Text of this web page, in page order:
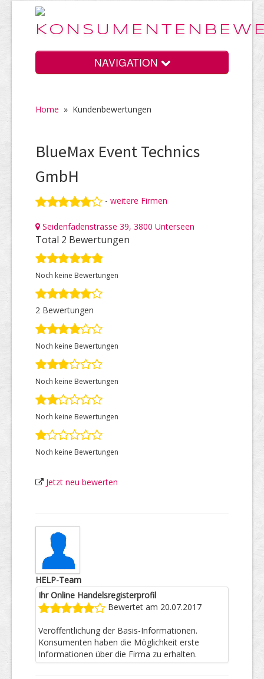
NAVIGATION
Home
Vorteile
Preise
HELP Awards
Top Firmen
Über uns
Home » Kundenbewertungen
BlueMax Event Technics
GmbH
- weitere Firmen
Seidenfadenstrasse 39, 3800 Unterseen
Total 2 Bewertungen
Noch keine Bewertungen
2 Bewertungen
Noch keine Bewertungen
Noch keine Bewertungen
Noch keine Bewertungen
Noch keine Bewertungen
Jetzt neu bewerten
HELP-Team
Ihr Online Handelsregisterprofil
Bewertet am 20.07.2017
Veröffentlichung der Basis-Informationen.
Konsumenten haben die Möglichkeit erste
Informationen über die Firma zu erhalten.